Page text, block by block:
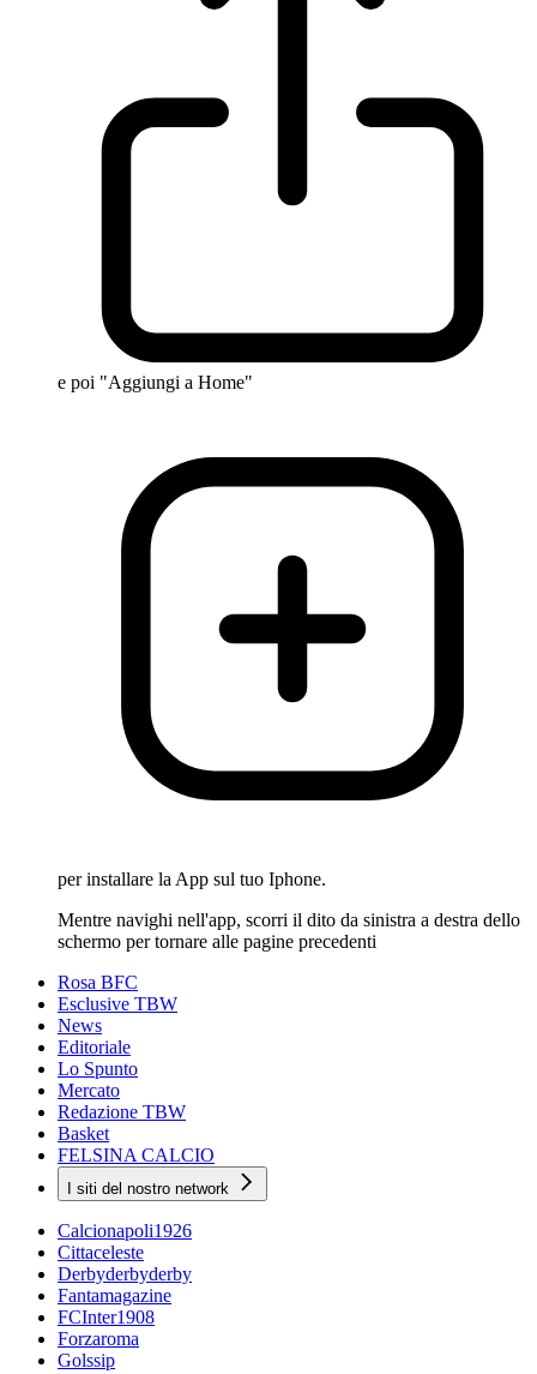
e poi "Aggiungi a Home"
per installare la App sul tuo Iphone.
Mentre navighi nell'app, scorri il dito da sinistra a destra dello
schermo per tornare alle pagine precedenti
Rosa BFC
Esclusive TBW
News
Editoriale
Lo Spunto
Mercato
Redazione TBW
Basket
FELSINA CALCIO
I siti del nostro network
Calcionapoli1926
Cittaceleste
Derbyderbyderby
Fantamagazine
FCInter1908
Forzaroma
Golssip